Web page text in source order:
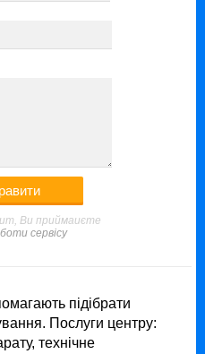
Ви приймаиєте
сервісу
підібрати
Послуги центру:
технічне